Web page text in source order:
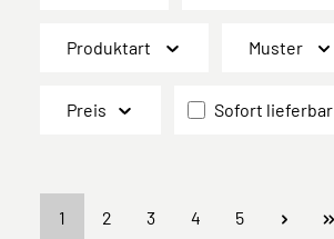
Produktart Muster
Preis Sofort lieferbar
Seite
1 Seite
2 Seite
3 Seite
4 Seite
5